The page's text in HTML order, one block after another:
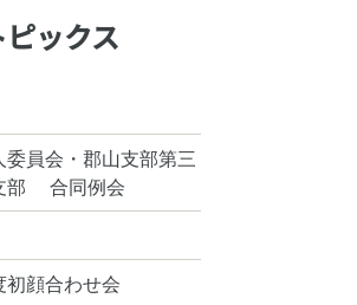
ックス
員会・郡山支部第三
部 合同例会
顔合わせ会